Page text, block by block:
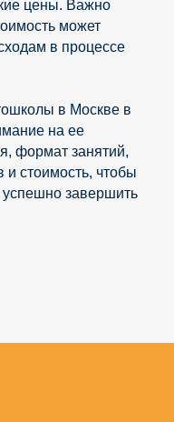
цены. Важно
может
в процессе
в Москве в
на ее
формат занятий,
и стоимость, чтобы
завершить